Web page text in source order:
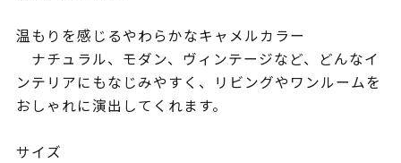
温もりを感じるやわらかなキャメルカラー
ナチュラル、モダン、ヴィンテージなど、どんなイ
ンテリアにもなじみやすく、リビングやワンルームを
おしゃれに演出してくれます。
サイズ